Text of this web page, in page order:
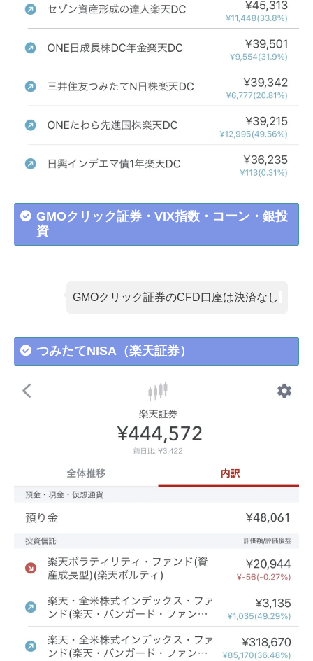
GMOクリック証券・VIX指数・コーン・銀投
資
GMOクリック証券のCFD口座は決済なし
つみたてNISA（楽天証券）